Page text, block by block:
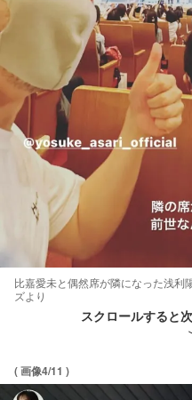
比嘉愛未と偶然席が隣になった浅利
ズより
スクロールすると
( 画像4/11 )